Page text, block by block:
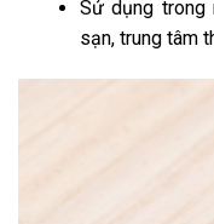
Sử dụng trong
sạn, trung tâm